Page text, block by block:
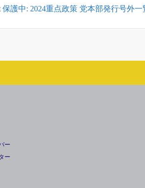
保護中: 2024重点政策 党本部発行号外一
ー
ー